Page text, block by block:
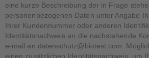
eine kurze Beschreibung der in Frage
personenbezogenen Daten unter Angabe
Ihrer Kundennummer oder anderen
Identitätsnachweis an die nachstehende
e-mail an datenschutz@biotest.com.
einen zusätzlichen Identitätsnachweis, um